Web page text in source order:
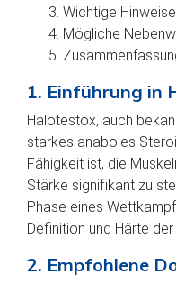
Wichtige
Mögliche
1. Einführung in
Halotestox, auch
starkes anaboles
Fähigkeit ist, die
Stärke signifikant zu
Phase eines
Definition und Härte
2. Empfohlene